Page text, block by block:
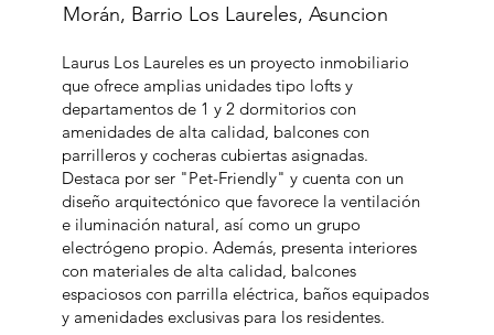
Morán, Barrio Los Laureles, Asuncion
Laurus Los Laureles es un proyecto inmobiliario
que ofrece amplias unidades tipo lofts y
departamentos de 1 y 2 dormitorios con
amenidades de alta calidad, balcones con
parrilleros y cocheras cubiertas asignadas.
Destaca por ser "Pet-Friendly" y cuenta con un
diseño arquitectónico que favorece la ventilación
e iluminación natural, así como un grupo
electrógeno propio. Además, presenta interiores
con materiales de alta calidad, balcones
espaciosos con parrilla eléctrica, baños equipados
y amenidades exclusivas para los residentes.